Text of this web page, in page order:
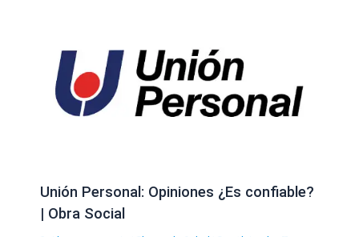
Unión Personal: Opiniones ¿Es confiable?
| Obra Social